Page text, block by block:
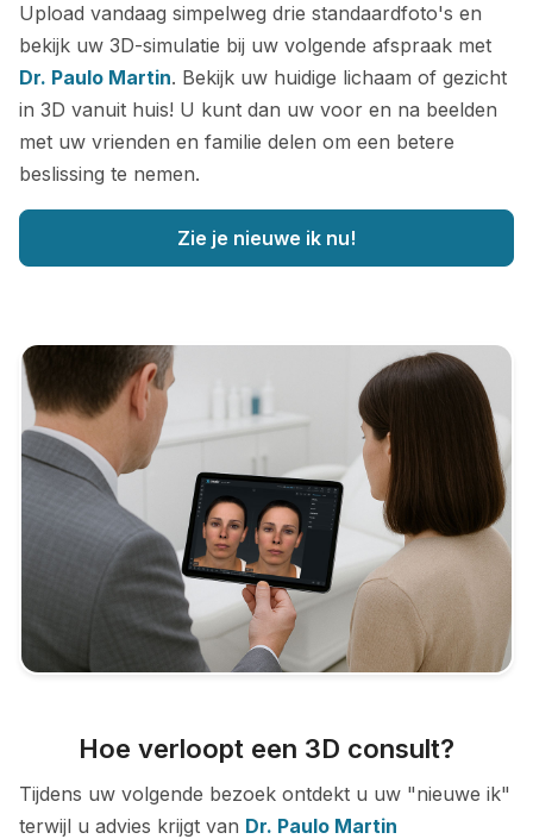
Upload vandaag simpelweg drie standaardfoto's en
bekijk uw 3D-simulatie bij uw volgende afspraak met
Dr. Paulo Martin. Bekijk uw huidige lichaam of gezicht
in 3D vanuit huis! U kunt dan uw voor en na beelden
met uw vrienden en familie delen om een betere
beslissing te nemen.
Zie je nieuwe ik nu!
Hoe verloopt een 3D consult?
Tijdens uw volgende bezoek ontdekt u uw "nieuwe ik"
terwijl u advies krijgt van Dr. Paulo Martin